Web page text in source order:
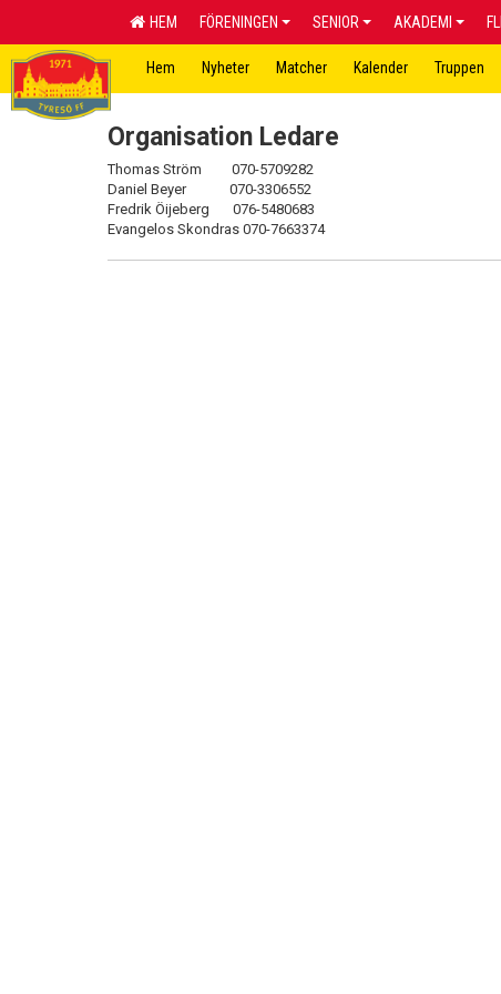
HEM FÖRENINGEN SENIOR AKADEMI
Hem Nyheter Matcher Kalender Truppen
Organisation Ledare
Thomas Ström 070-5709282
Daniel Beyer 070-3306552
Fredrik Öijeberg 076-5480683
Evangelos Skondras 070-7663374